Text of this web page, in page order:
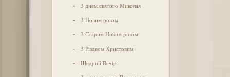
- З днем святого Миколая
- З Новим роком
- З Старим Новим роком
- З Різдвом Христовим
- Щедрий Вечір